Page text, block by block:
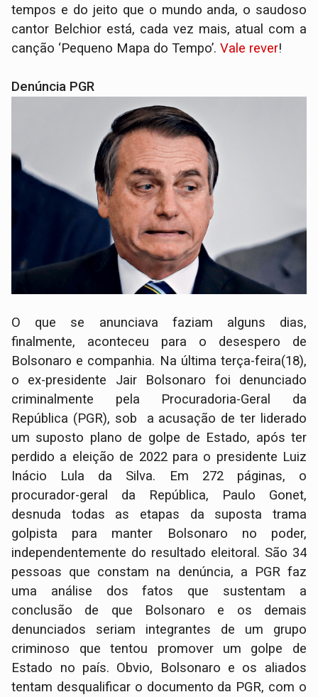
tempos e do jeito que o mundo anda, o saudoso
cantor Belchior está, cada vez mais, atual com a
canção ‘Pequeno Mapa do Tempo’.Vale rever!
Denúncia PGR
O que se anunciava faziam alguns dias,
finalmente, aconteceu para o desespero de
Bolsonaro e companhia. Na última terça-feira(18),
o ex-presidente Jair Bolsonaro foi denunciado
criminalmente pela Procuradoria-Geral da
República (PGR), sob a acusação de ter liderado
um suposto plano de golpe de Estado, após ter
perdido a eleição de 2022 para o presidente Luiz
Inácio Lula da Silva. Em 272 páginas, o
procurador-geral da República, Paulo Gonet,
desnuda todas as etapas da suposta trama
golpista para manter Bolsonaro no poder,
independentemente do resultado eleitoral. São 34
pessoas que constam na denúncia, a PGR faz
uma análise dos fatos que sustentam a
conclusão de que Bolsonaro e os demais
denunciados seriam integrantes de um grupo
criminoso que tentou promover um golpe de
Estado no país. Obvio, Bolsonaro e os aliados
tentam desqualificar o documento da PGR, com o